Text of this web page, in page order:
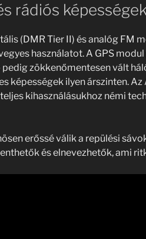
rádiós képességek
(DMR Tier II) és analóg FM
használatot. A GPS
zökkenőmentesen vált
képességek ilyen árszinten. Az
kihasználásukhoz némi
erőssé válik a repülési
és elnevezhetők, ami